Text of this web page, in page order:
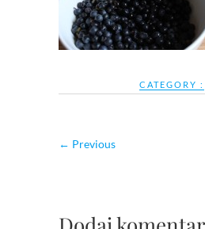
CATEGORY :
← Previous